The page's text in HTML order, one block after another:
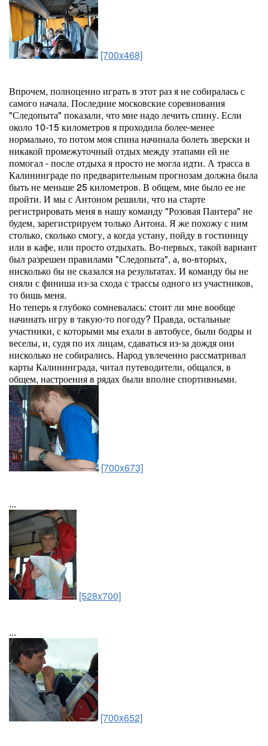
[700x468]
Впрочем, полноценно играть в этот раз я не собиралась с
самого начала. Последние московские соревнования
"Следопыта" показали, что мне надо лечить спину. Если
около 10-15 километров я проходила более-менее
нормально, то потом моя спина начинала болеть зверски и
никакой промежуточный отдых между этапами ей не
помогал - после отдыха я просто не могла идти. А трасса в
Калининграде по предварительным прогнозам должна была
быть не меньше 25 километров. В общем, мне было ее не
пройти. И мы с Антоном решили, что на старте
регистрировать меня в нашу команду "Розовая Пантера" не
будем, зарегистрируем только Антона. Я же похожу с ним
столько, сколько смогу, а когда устану, пойду в гостиницу
или в кафе, или просто отдыхать. Во-первых, такой вариант
был разрешен правилами "Следопыта", а, во-вторых,
нисколько бы не сказался на результатах. И команду бы не
сняли с финиша из-за схода с трассы одного из участников,
то бишь меня.
Но теперь я глубоко сомневалась: стоит ли мне вообще
начинать игру в такую-то погоду? Правда, остальные
участники, с которыми мы ехали в автобусе, были бодры и
веселы, и, судя по их лицам, сдаваться из-за дождя они
нисколько не собирались. Народ увлеченно рассматривал
карты Калининграда, читал путеводители, общался, в
общем, настроения в рядах были вполне спортивными.
[700x673]
...
[528x700]
...
[700x652]